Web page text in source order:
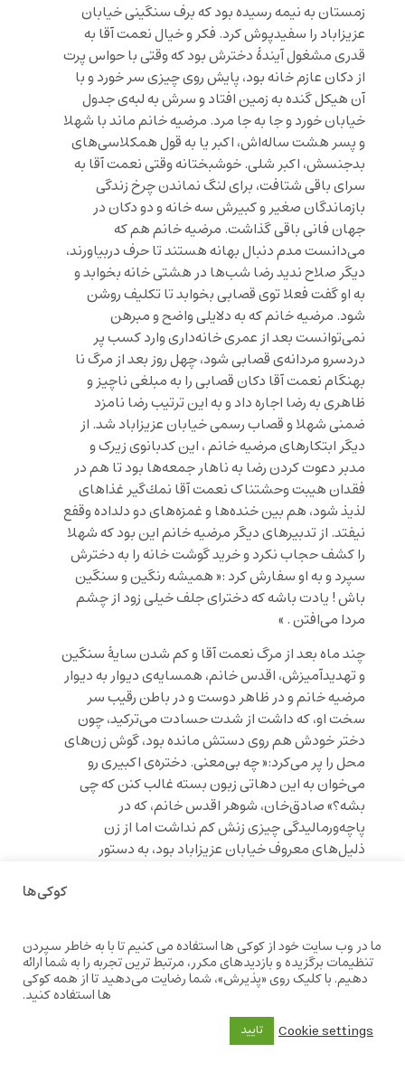
زمستان به نيمه رسيده بود كه برف سنگينی خیابان
عزیزاباد را سفید‌پوش کرد. فکر و خیال نعمت آقا به
قدری مشغول آیندۀ دخترش بود که وقتی با حواس پرت
از دکان عازم خانه بود، پایش روی چیزی سر خورد و با
آن هیکل گنده به زمین افتاد و سرش به لبه‌ی جدول
خیابان خورد و جا به جا مرد. مرضيه خانم ماند با شهلا
و پسر هشت ساله‌اش، اكبر يا به قول همکلاسی‌های
بدجنسش، اكبر شلى. خوشبختانه وقتى نعمت آقا به
سرای باقى شتافت، برای لنگ نماندن چرخ زندگی
بازماندگان صغیر و کبیرش سه خانه و دو دكان در
جهان فانى باقی گذاشت. مرضیه خانم هم که
می‌دانست مدم دنبال بهانه هستند تا حرف دربیاورند،
دیگر صلاح ندید رضا شب‌ها در هشتی خانه بخوابد و
به او گفت فعلا توی قصابى بخوابد تا تکلیف روشن
شود. مرضيه خانم که به دلايلى واضح و مبرهن
نمی‌توانست بعد از عمرى خانه‌دارى وارد كسب پر
دردسرو مردانه‌ی قصابی شود، چهل روز بعد از مرگ نا
بهنگام نعمت آقا دكان قصابی را به مبلغی ناچیز و
ظاهری به رضا اجاره داد و به این ترتیب رضا نامزد
ضمنی شهلا و قصاب رسمی خيابان عزيزاباد شد. از
دیگر ابتکارهای مرضیه خانم ، این کدبانوی زیرک و
مدبر دعوت کردن رضا به ناهار جمعه‌ها بود تا هم در
فقدان هیبت وحشتناک نعمت آقا نمك‌گیر غذاهاى
لذيذ شود، هم بين خنده‌ها و غمزه‌های دو دلداده وقفع
نیفتد. از تدبیرهای دیگر مرضیه خانم این بود که شهلا
را کشف حجاب نکرد و خريد گوشت خانه را به دخترش
سپرد و به او سفارش كرد :« هميشه رنگین و سنگين
باش ! یادت باشه که دختراى جلف خيلى زود از چشم
مردا می‌افتن . »
چند ماه بعد از مرگ نعمت آقا و کم شدن سایۀ سنگین
و تهدیدآمیزش، اقدس خانم، همسایه‌ی دیوار به دیوار
مرضیه خانم و در ظاهر دوست و در باطن رقیب سر
سخت او، که داشت از شدت حسادت می‌ترکید، چون
دختر خودش هم روی دستش مانده بود، گوش زن‌های
محل را پر می‌کرد:« چه بی‌معنی. دختره‌ی اکبیری‌ رو
می‌خوان به این دهاتی زبون بسته غالب کنن که چی
بشه؟» صادق‌خان، شوهر اقدس خانم، که در
پاچه‌ورمالیدگی چیزی زنش کم نداشت اما از زن
ذلیل‌های معروف خیابان عزیزاباد بود، به دستور
اوردن که سرش شیره بمالن. خدارو آخه خوش می‌آد؟»
طولی نکشید که این اخبار مثل آتش توی خرمن کاه
افتاد و شایعات به سرعت کاه و کاهدان را سوزاند.
طوری که عده‌ای از اهالی خیابان عزیزاباد موقع خریدن
گوشت کم کم توی گوش رضا خواندند که :« حیف تو
کوکی‌ها
ما در وب سایت خود از کوکی ها استفاده می کنیم تا با به خاطر سپردن
تنظیمات برگزیده و بازدیدهای مکرر، مرتبط ترین تجربه را به شما ارائه
دهیم. با کلیک روی «پذیرش»، شما رضایت می‌دهید تا از همه کوکی
ها استفاده کنید.
Cookie settings
تایید